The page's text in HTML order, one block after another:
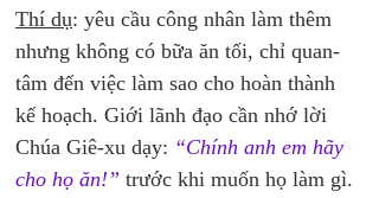
Thí dụ: yêu cầu công nhân làm thêm
nhưng không có bữa ăn tối, chỉ quan-
tâm đến việc làm sao cho hoàn thành
kế hoạch. Giới lãnh đạo cần nhớ lời
Chúa Giê-xu dạy: “Chính anh em hãy
cho họ ăn!” trước khi muốn họ làm gì.